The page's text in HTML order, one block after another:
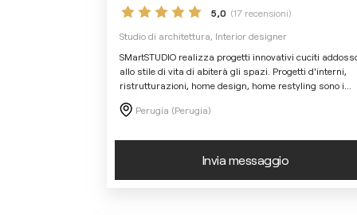
5,0 (17 recensioni)
Studio di architettura, Interior designer
SMartSTUDIO realizza progetti innovativi cuciti
allo stile di vita di abiterà gli spazi. Progetti d'interni,
ristrutturazioni, home design, home restyling sono i
Perugia (Perugia)
Invia messaggio